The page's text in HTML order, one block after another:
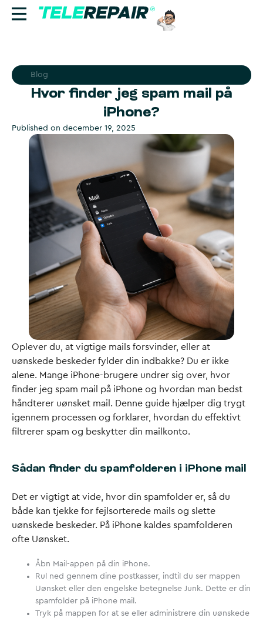
Sælg
Erhverv
Ring til os:
+45 70 60 55 90
Blog
Hvor finder jeg spam mail på
iPhone?
Published on december 19, 2025
Oplever du, at vigtige mails forsvinder, eller at
uønskede beskeder fylder din indbakke? Du er ikke
alene. Mange iPhone-brugere undrer sig over, hvor
finder jeg spam mail på iPhone og hvordan man bedst
håndterer uønsket mail. Denne guide hjælper dig trygt
igennem processen og forklarer, hvordan du effektivt
filtrerer spam og beskytter din mailkonto.
Sådan finder du spamfolderen i iPhone mail
Det er vigtigt at vide, hvor din spamfolder er, så du
både kan tjekke for fejlsorterede mails og slette
uønskede beskeder. På iPhone kaldes spamfolderen
ofte Uønsket.
Åbn Mail-appen på din iPhone.
Rul ned gennem dine postkasser, indtil du ser mappen
Uønsket eller den engelske betegnelse Junk. Dette er din
spamfolder på iPhone mail.
Tryk på mappen for at se eller administrere din uønskede